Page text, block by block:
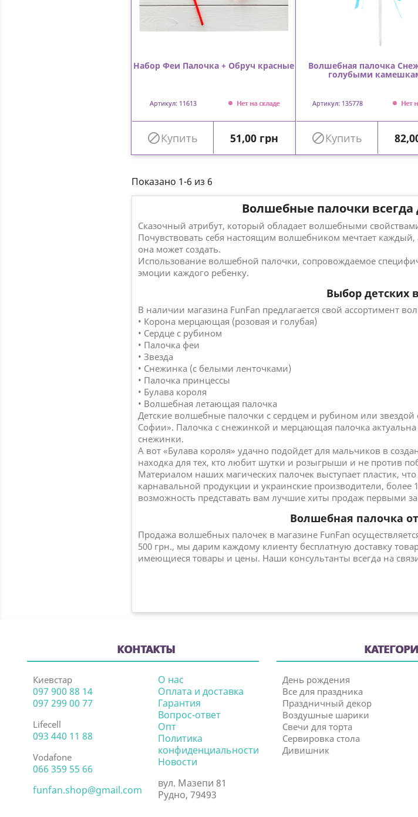
Набор Феи Палочка + Обруч красные
Артикул: 11613 Нет на складе
Купить Цена
51,00 грн
Волшебная палочка
голубыми
Артикул: 135778 Нет
Купить
Показано 1-6 из 6
Волшебные палочки
Сказочный атрибут, который обладает волшебными
Почувствовать себя настоящим волшебником мечтает
она может создать.
Использование волшебной палочки, сопровождаемое
эмоции каждого ребенку.
Выбор детских
В наличии магазина FunFan предлагается свой ассортимент
• Корона мерцающая (розовая и голубая)
• Сердце с рубином
• Палочка феи
• Звезда
• Снежинка (с белыми ленточками)
• Палочка принцессы
• Булава короля
• Волшебная летающая палочка
Детские волшебные палочки с сердцем и рубином или
Софии». Палочка с снежинкой и мерцающая палочка
снежинки.
А вот «Булава короля» удачно подойдет для мальчиков в
находка для тех, кто любит шутки и розыгрыши и не против
Материалом наших магических палочек выступает пластик,
карнавальной продукции и украинские производители,
возможность представать вам лучшие хиты продаж первыми
Волшебная палочка
Продажа волшебных палочек в магазине FunFan
500 грн., мы дарим каждому клиенту бесплатную доставку
имеющиеся товары и цены. Наши консультанты всегда на
КОНТАКТЫ
Киевстар
097 900 88 14
097 299 00 77
Lifecell
093 440 11 88
Vodafone
066 359 55 66
funfan.shop@gmail.com
О нас
Оплата и доставка
Гарантия
Вопрос-ответ
Опт
Политика
конфиденциальности
Новости
вул. Мазепи 81
Рудно, 79493
День рождения
Все для праздника
Праздничный декор
Воздушные шарики
Свечи для торта
Сервировка стола
Дивишник